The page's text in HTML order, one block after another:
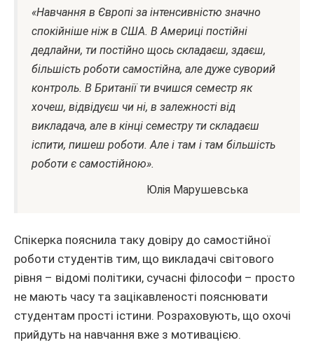
«Навчання в Європі за інтенсивністю значно
спокійніше ніж в США. В Америці постійні
дедлайни, ти постійно щось складаєш, здаєш,
більшість роботи самостійна, але дуже суворий
контроль. В Британії ти вчишся семестр як
хочеш, відвідуєш чи ні, в залежності від
викладача, але в кінці семестру ти складаєш
іспити, пишеш роботи. Але і там і там більшість
роботи є самостійною».
Юлія Марушевська
Спікерка пояснила таку довіру до самостійної
роботи студентів тим, що викладачі світового
рівня – відомі політики, сучасні філософи – просто
не мають часу та зацікавленості пояснювати
студентам прості істини. Розраховують, що охочі
прийдуть на навчання вже з мотивацією.